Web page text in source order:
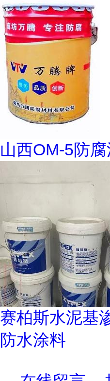
山西OM-5防
赛柏斯水泥基
防水涂料